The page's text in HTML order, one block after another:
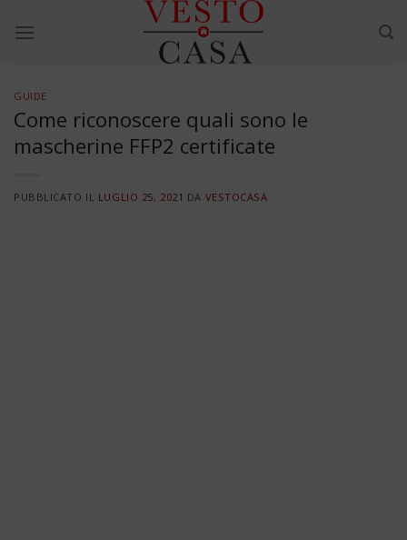
GUIDE
Come riconoscere quali sono le
mascherine FFP2 certificate
PUBBLICATO IL LUGLIO 25, 2021 DA VESTOCASA